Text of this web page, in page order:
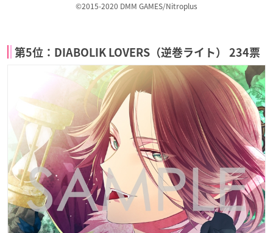
©2015-2020 DMM GAMES/Nitroplus
第5位：DIABOLIK LOVERS（逆巻ライト） 234票